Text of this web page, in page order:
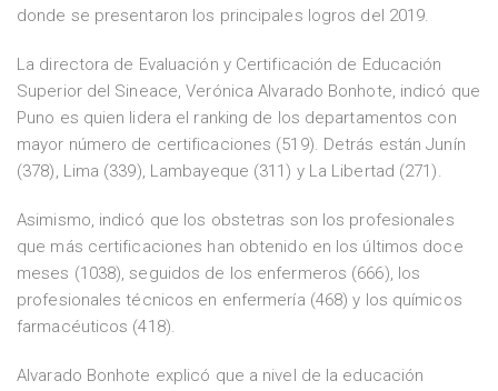
donde se presentaron los principales logros del 2019.
La directora de Evaluación y Certificación de Educación
Superior del Sineace, Verónica Alvarado Bonhote, indicó que
Puno es quien lidera el ranking de los departamentos con
mayor número de certificaciones (519). Detrás están Junín
(378), Lima (339), Lambayeque (311) y La Libertad (271).
Asimismo, indicó que los obstetras son los profesionales
que más certificaciones han obtenido en los últimos doce
meses (1038), seguidos de los enfermeros (666), los
profesionales técnicos en enfermería (468) y los químicos
farmacéuticos (418).
Alvarado Bonhote explicó que a nivel de la educación